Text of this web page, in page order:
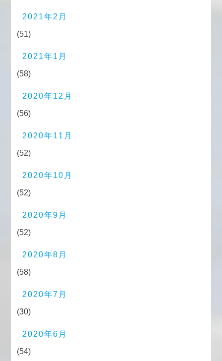
2021年2月
(51)
2021年1月
(58)
2020年12月
(56)
2020年11月
(52)
2020年10月
(52)
2020年9月
(52)
2020年8月
(58)
2020年7月
(30)
2020年6月
(54)